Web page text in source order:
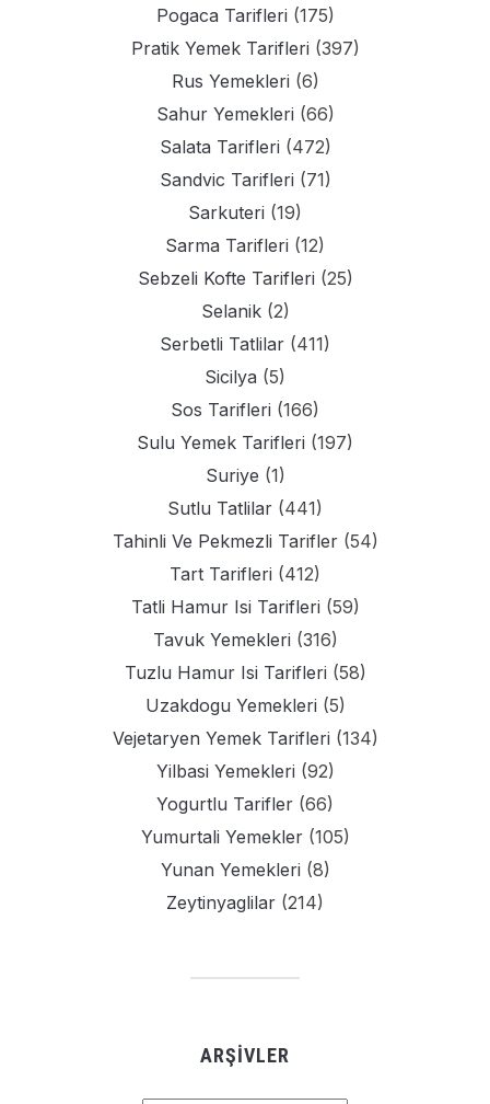
Pogaca Tarifleri (175)
Pratik Yemek Tarifleri (397)
Rus Yemekleri (6)
Sahur Yemekleri (66)
Salata Tarifleri (472)
Sandvic Tarifleri (71)
Sarkuteri (19)
Sarma Tarifleri (12)
Sebzeli Kofte Tarifleri (25)
Selanik(2)
Serbetli Tatlilar (411)
Sicilya (5)
Sos Tarifleri (166)
Sulu Yemek Tarifleri (197)
Suriye (1)
Sutlu Tatlilar (441)
Tahinli Ve Pekmezli Tarifler(54)
Tart Tarifleri (412)
Tatli Hamur Isi Tarifleri (59)
Tavuk Yemekleri (316)
Tuzlu Hamur Isi Tarifleri (58)
Uzakdogu Yemekleri (5)
Vejetaryen Yemek Tarifleri (134)
Yilbasi Yemekleri (92)
Yogurtlu Tarifler (66)
Yumurtali Yemekler(105)
Yunan Yemekleri (8)
Zeytinyaglilar (214)
ARŞIVLER